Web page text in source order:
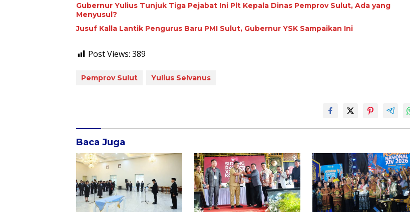
Gubernur Yulius Tunjuk Tiga Pejabat Ini Plt Kepala Dinas Pemprov Sulut, Ada yang
Menyusul?
Jusuf Kalla Lantik Pengurus Baru PMI Sulut, Gubernur YSK Sampaikan Ini
Post Views: 389
Pemprov Sulut Yulius Selvanus
Baca Juga